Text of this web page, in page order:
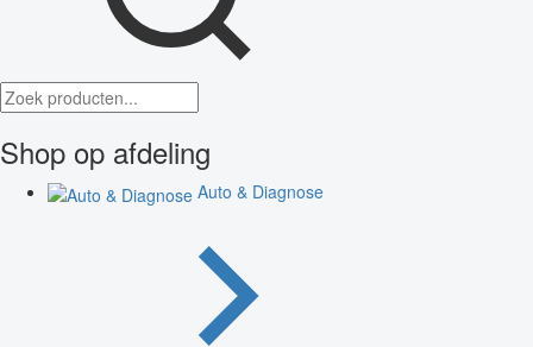
Shop op afdeling
Auto & Diagnose